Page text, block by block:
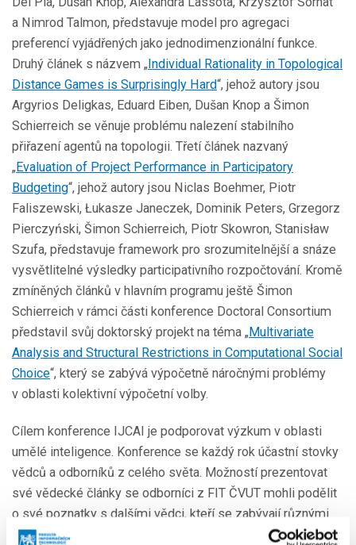
a Nimrod Talmon, představuje model pro agregaci
preferencí vyjádřených jako jednodimenzionální funkce.
Druhý článek s názvem „Individual Rationality in Topological
Distance Games is Surprisingly Hard“, jehož autory jsou
Argyrios Deligkas, Eduard Eiben, Dušan Knop a Šimon
Schierreich se věnuje problému nalezení stabilního
přiřazení agentů na topologii. Třetí článek nazvaný
„Evaluation of Project Performance in Participatory
Budgeting“, jehož autory jsou Niclas Boehmer, Piotr
Faliszewski, Łukasze Janeczek, Dominik Peters, Grzegorz
Pierczyński, Šimon Schierreich, Piotr Skowron, Stanisław
Szufa, představuje framework pro srozumitelnější a snáze
vysvětlitelné výsledky participativního rozpočtování. Kromě
zmíněných článků v hlavním programu ještě Šimon
Schierreich v rámci části konference Doctoral Consortium
představil svůj doktorský projekt na téma „Multivariate
Analysis and Structural Restrictions in Computational Social
Choice“, který se zabývá výpočetně náročnými problémy
v oblasti kolektivní výpočetní volby.
Cílem konference IJCAI je podporovat výzkum v oblasti
umělé inteligence. Konference se každý rok účastní stovky
vědců a odborníků z celého světa. Možností prezentovat
své vědecké články se odborníci z FIT ČVUT mohli podělit
o své poznatky s dalšími vědci, kteří se zabývají různými
oblastmi umělé inteligence.